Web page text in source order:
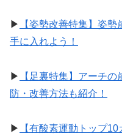
▶︎
【姿勢改善特集】姿
手に入れよう！
▶︎
【足裏特集】アーチ
防・改善方法も紹介！
▶︎
【有酸素運動トップ